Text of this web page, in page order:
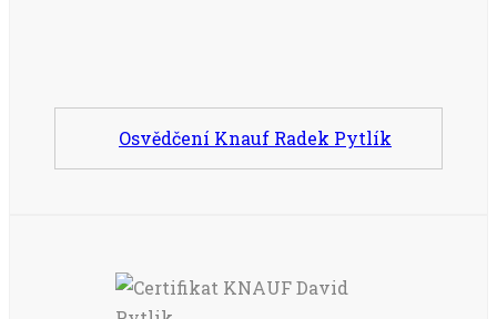
Osvědčení Knauf Radek Pytlík